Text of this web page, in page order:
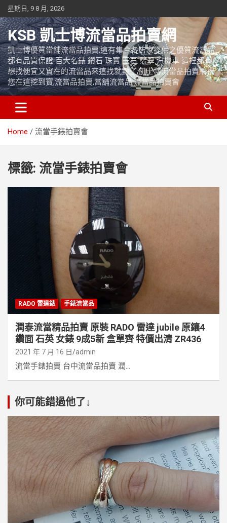
Skip
to
content
星期日, 9 8 月, 2026
KSB 凱士博流當品拍賣網
凱士博優質當舖流當品拍賣,這有集合各店家提供之優質流當品,
都有品質保證 百大名錶 鑽石 珠寶 玉石 翡翠 汽機車 這裡都有
想找便宜又實在的流當品來這找就對了,凱士博流當品拍賣網祝
您在這挖到寶,流當品拍賣,當舖流當品,流當品拍賣會
Home 流當手錶拍賣會
標籤: 流當手錶拍賣會
RADO 雷達錶 手錶流當品
潤泰流當精品拍賣 原裝 RADO 雷達 jubile 原鑲4
鑽面 石英 女錶 9成5新 盒單齊 特價出清 ZR436
2021 年 7 月 16 日 admin
流當手錶拍賣 台中流當品拍賣 潤...
你可能錯過他了↓